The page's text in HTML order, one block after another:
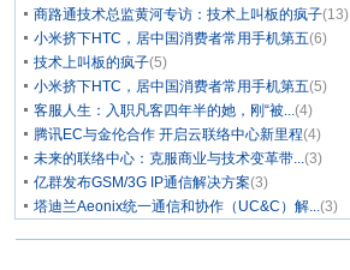
商路通技术总监黄河专访：技术上叫板的疯子(13)
小米挤下HTC，居中国消费者常用手机第五(6)
技术上叫板的疯子(5)
小米挤下HTC，居中国消费者常用手机第五(5)
客服人生：入职凡客四年半的她，刚“被...(4)
腾讯EC与金伦合作 开启云联络中心新里程(4)
未来的联络中心：克服商业与技术变革带...(3)
亿群发布GSM/3G IP通信解决方案(3)
塔迪兰Aeonix统一通信和协作（UC&C）解...(3)